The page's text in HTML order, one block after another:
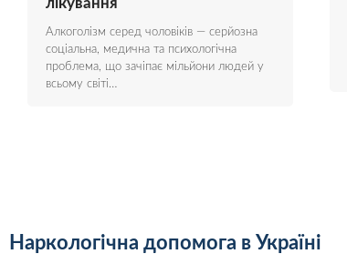
лікування
Алкоголізм серед чоловіків — серйозна
соціальна, медична та психологічна
проблема, що зачіпає мільйони людей у
всьому світі…
Наркологічна допомога в Україні